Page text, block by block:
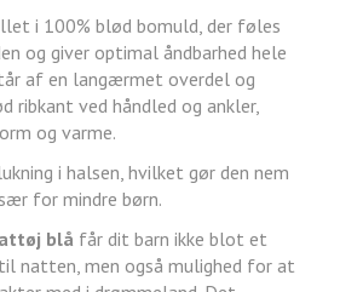
i 100% blød bomuld, der føles
og giver optimal åndbarhed hele
af en langærmet overdel og
ribkant ved håndled og ankler,
og varme.
i halsen, hvilket gør den nem
for mindre børn.
blå får dit barn ikke blot et
natten, men også mulighed for at